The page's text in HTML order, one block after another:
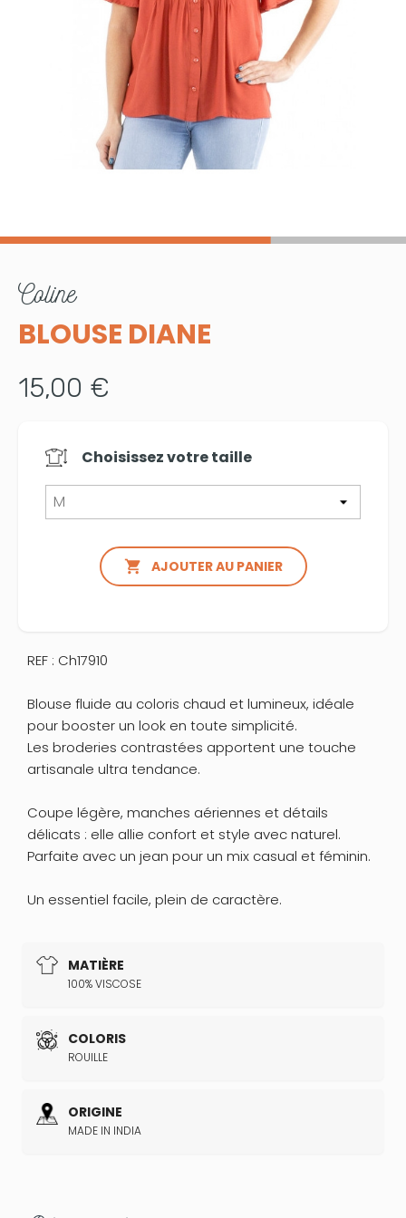
coline
BLOUSE DIANE
15,00 €
Choisissez votretaille
 AJOUTER AU PANIER
MATIÈRE
100% VISCOSE
COLORIS
ROUILLE
ORIGINE
MADE IN INDIA
REF : Ch17910
Blouse fluide au coloris chaud et lumineux, idéale
pour booster un look en toute simplicité.
Les broderies contrastées apportent une touche
artisanale ultra tendance.
Coupe légère, manches aériennes et détails
délicats : elle allie confort et style avec naturel.
Parfaite avec un jean pour un mix casual et féminin.
Un essentiel facile, plein de caractère.